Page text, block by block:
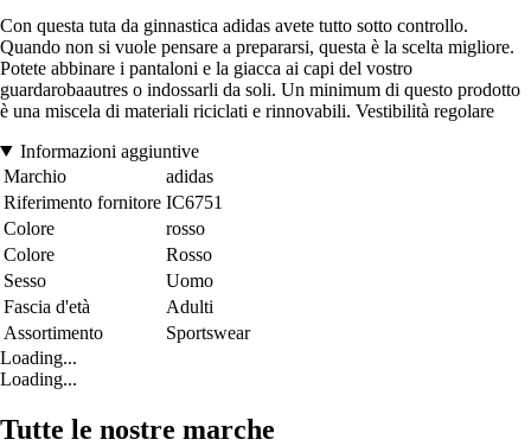
Con questa tuta da ginnastica adidas avete tutto sotto controllo.
Quando non si vuole pensare a prepararsi, questa è la scelta migliore.
Potete abbinare i pantaloni e la giacca ai capi del vostro
guardarobaautres o indossarli da soli. Un minimum di questo prodotto
è una miscela di materiali riciclati e rinnovabili. Vestibilità regolare
Informazioni aggiuntive
Marchio
adidas
Riferimento fornitore IC6751
Colore
rosso
Colore
Rosso
Sesso
Uomo
Fascia d'età
Adulti
Assortimento
Sportswear
Loading...
Loading...
Tutte le nostre marche